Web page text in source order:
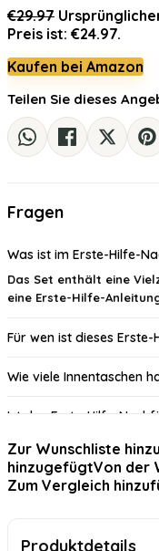
€29.97
Preis ist: €24.97.
Kaufen bei Amazon
Teilen Sie dieses
Fragen
Was ist im Erste-Hilfe-
Das Set enthält eine
eine Erste-Hilfe-
Für wen ist dieses
Wie viele Innentaschen
Ist das Erste-Hilfe-
Kann ich das Set auch
Wo kann ich das Erste-
immer im offiziellen Angebot.
Zur Wunschliste
hinzugefügtVon der
Zum Vergleich
Produktdetails